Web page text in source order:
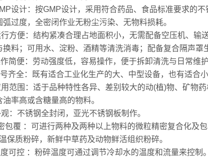
设计：按GMP设计，采用符合药品、食品标准要求的
弧过度，全密闭作业无粉尘污染、无物料损耗。
方便：结构紧凑合理占地面积小，无需配备空压机、
换料；可用水、淀粉、酒精等清洗消毒；配备复合隔声罩
简便：劳动强度低，容易操作，便于拆卸清洗与日常维护
齐全：既有适合工业化生产的大、中型设备，也有适合
范围：适于品种特性各异、差别较大的动(植)物、矿物
油率高或含糖量高的物料。
：不锈钢全封闭，亚光不锈钢板制作。
包覆 ：可进行两种及两种以上物料的微粒精密复合化及
保质粉碎，新鲜中草药及动物鲜活组织粉碎。
可控 ：粉碎温度可通过调节冷却水的温度和流量来控